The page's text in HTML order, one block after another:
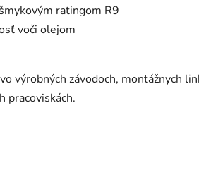
ratingom R9
voči olejom
výrobných závodoch, montážnych
pracoviskách.